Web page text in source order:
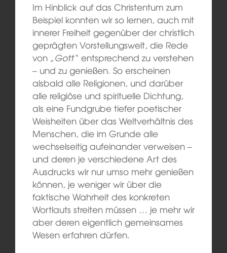
Im Hinblick auf das Christentum zum
Beispiel konnten wir so lernen, auch mit
innerer Freiheit gegenüber der christlich
geprägten Vorstellungswelt, die Rede
von „Gott“ entsprechend zu verstehen
– und zu genießen. So erscheinen
alsbald alle Religionen, und darüber
alle religiöse und spirituelle Dichtung,
als eine Fundgrube tiefer poetischer
Weisheiten über das Weltverhältnis des
Menschen, die im Grunde alle
wechselseitig aufeinander verweisen –
und deren je verschiedene Art des
Ausdrucks wir nur umso mehr genießen
können, je weniger wir über die
faktische Wahrheit des konkreten
Wortlauts streiten müssen … je mehr wir
aber deren eigentlich gemeinsames
Wesen erfahren dürfen.